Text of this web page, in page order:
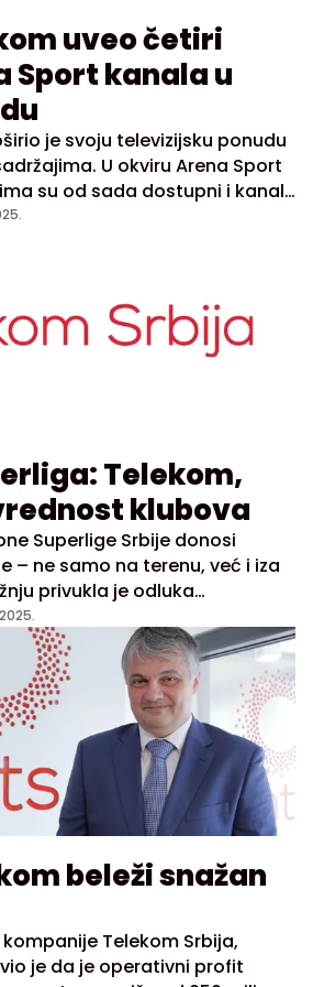
uveo četiri
Sport kanala u
je svoju televizijsku ponudu
U okviru Arena Sport
su od sada dostupni i kanali
10, čime se nastavlja trend
Telekom,
klubova
Superlige Srbije donosi
– ne samo na terenu, već i iza
privukla je odluka
(FSS) da na čelo Sudijske
stranca – italijanskog
beleži snažan
Telekom Srbija,
je da je operativni profit